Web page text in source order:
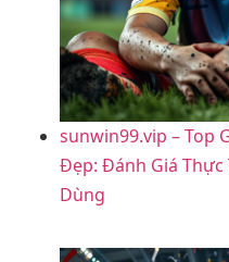
sunwin99.vip – Top
Đẹp: Đánh Giá Thực
Dùng